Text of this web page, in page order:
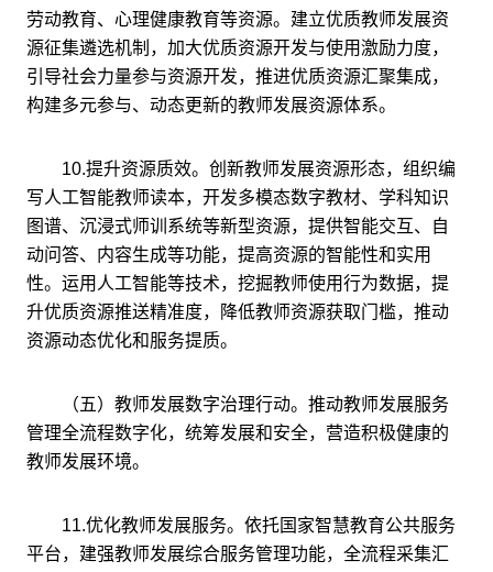
劳动教育、心理健康教育等资源。建立优质教师发展资
源征集遴选机制，加大优质资源开发与使用激励力度，
引导社会力量参与资源开发，推进优质资源汇聚集成，
构建多元参与、动态更新的教师发展资源体系。
10.提升资源质效。创新教师发展资源形态，组织编
写人工智能教师读本，开发多模态数字教材、学科知识
图谱、沉浸式师训系统等新型资源，提供智能交互、自
动问答、内容生成等功能，提高资源的智能性和实用
性。运用人工智能等技术，挖掘教师使用行为数据，提
升优质资源推送精准度，降低教师资源获取门槛，推动
资源动态优化和服务提质。
（五）教师发展数字治理行动。推动教师发展服务
管理全流程数字化，统筹发展和安全，营造积极健康的
教师发展环境。
11.优化教师发展服务。依托国家智慧教育公共服务
平台，建强教师发展综合服务管理功能，全流程采集汇